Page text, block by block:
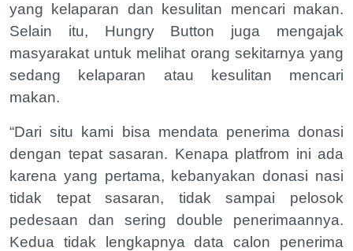
yang kelaparan dan kesulitan mencari makan.
Selain itu, Hungry Button juga mengajak
masyarakat untuk melihat orang sekitarnya yang
sedang kelaparan atau kesulitan mencari
makan.
“Dari situ kami bisa mendata penerima donasi
dengan tepat sasaran. Kenapa platfrom ini ada
karena yang pertama, kebanyakan donasi nasi
tidak tepat sasaran, tidak sampai pelosok
pedesaan dan sering double penerimaannya.
Kedua tidak lengkapnya data calon penerima